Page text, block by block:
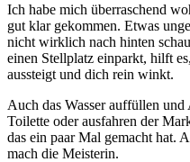
Ich habe mich überraschend
gut klar gekommen. Etwas
nicht wirklich nach hinten
einen Stellplatz einparkt, hilft
aussteigt und dich rein winkt.
Auch das Wasser auffüllen und
Toilette oder ausfahren der
das ein paar Mal gemacht hat.
mach die Meisterin.